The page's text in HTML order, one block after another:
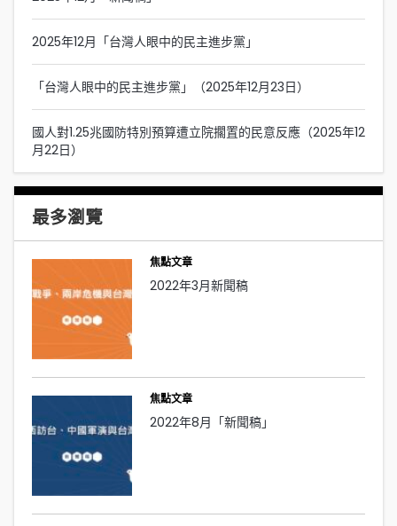
2025年12月「台灣人眼中的民主進步黨」
「台灣人眼中的民主進步黨」（2025年12月23日）
國人對1.25兆國防特別預算遭立院擱置的民意反應（2025年12
月22日）
最多瀏覽
焦點文章
2022年3月新聞稿
焦點文章
2022年8月「新聞稿」